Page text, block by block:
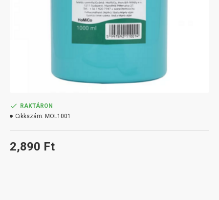
2,890 Ft
RAKTÁRON
Cikkszám: MOL1001